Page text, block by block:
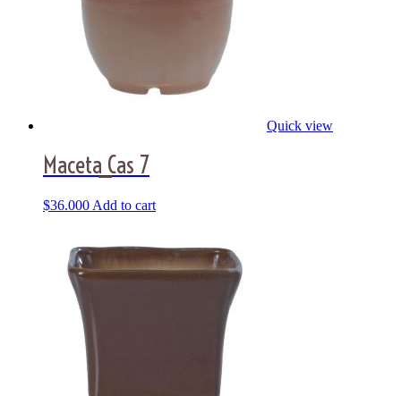
Quick view
Maceta_Cas 7
$36.000 Add to cart